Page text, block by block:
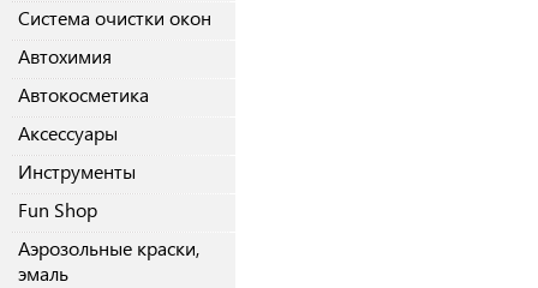
Система очистки окон
Автохимия
Автокосметика
Аксессуары
Инструменты
Fun Shop
Аэрозольные краски,
эмаль